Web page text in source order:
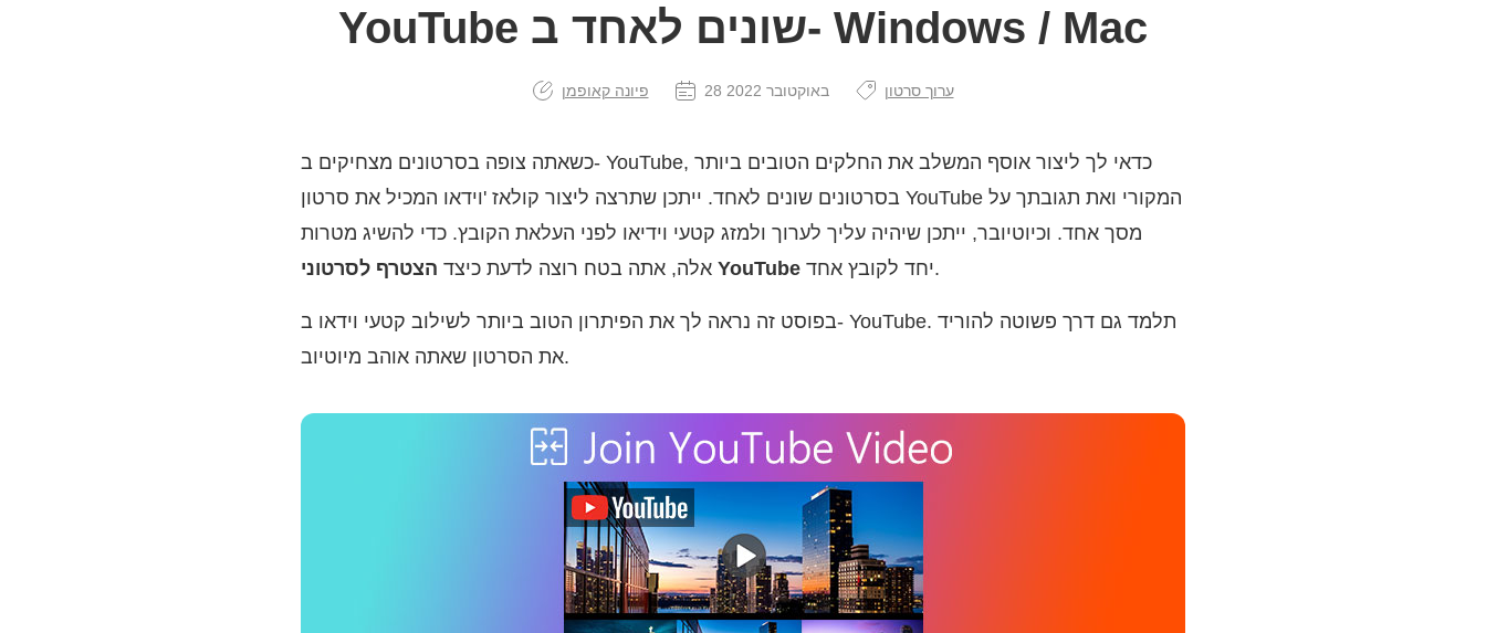
YouTube שונים לאחד ב- Windows / Mac
פיונה קאופמן 28 באוקטובר 2022 ערוך סרטון
כשאתה צופה בסרטונים מצחיקים ב- YouTube, כדאי לך ליצור אוסף המשלב את החלקים הטובים ביותר
בסרטונים שונים לאחד. ייתכן שתרצה ליצור קולאז 'וידאו המכיל את סרטון YouTube המקורי ואת תגובתך על
מסך אחד. וכיוטיובר, ייתכן שיהיה עליך לערוך ולמזג קטעי וידיאו לפני העלאת הקובץ. כדי להשיג מטרות
אלה, אתה בטח רוצה לדעת כיצד הצטרף לסרטוני YouTube יחד לקובץ אחד.
בפוסט זה נראה לך את הפיתרון הטוב ביותר לשילוב קטעי וידאו ב- YouTube. תלמד גם דרך פשוטה להוריד
את הסרטון שאתה אוהב מיוטיוב.